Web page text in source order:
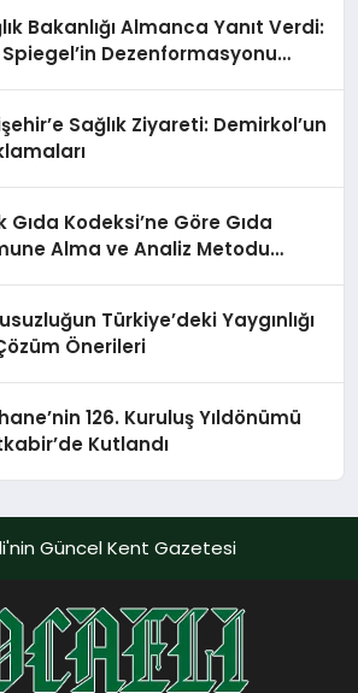
Bakanlığı Almanca Yanıt Verdi:
Spiegel’in Dezenformasyonu
Sağlık Ziyareti: Demirkol’un
Gıda Kodeksi’ne Göre Gıda
Alma ve Analiz Metodu
Türkiye’deki Yaygınlığı
Önerileri
126. Kuruluş Yıldönümü
Kutlandı
Güncel Kent Gazetesi